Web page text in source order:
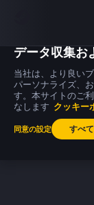
MAC-10
Monkeyflage
データ収集お
当社は、より良い
パーソナライズ、
す。本サイトのご
なします クッキー
同意の設定 すべ